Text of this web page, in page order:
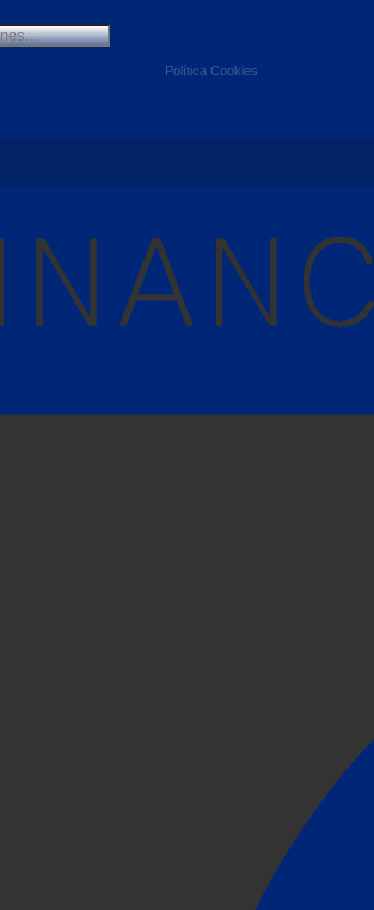
Política Cookies